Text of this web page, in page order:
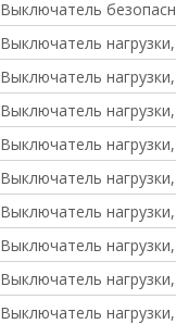
Выключатель
Выключатель
Выключатель
Выключатель
Выключатель
Выключатель
Выключатель
Выключатель
Выключатель
Выключатель